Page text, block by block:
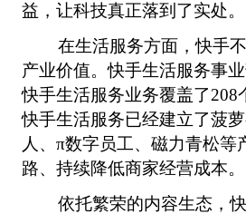
益，让科技真正落到了实处。
在生活服务方面，快手不
产业价值。快手生活服务事
快手生活服务业务覆盖了
快手生活服务已经建立了菠
人、π数字员工、磁力青松
路、持续降低商家经营成本。
依托繁荣的内容生态，快